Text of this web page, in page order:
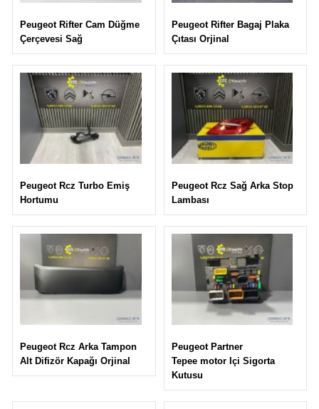
Peugeot Rifter Cam Düğme
Çerçevesi Sağ
Peugeot Rifter Bagaj Plaka
Çıtası Orjinal
Peugeot Rcz Turbo Emiş
Hortumu
Peugeot Rcz Sağ Arka Stop
Lambası
Peugeot Rcz Arka Tampon
Alt Difizör Kapağı Orjinal
Peugeot Partner
Tepee motor Içi Sigorta
Kutusu